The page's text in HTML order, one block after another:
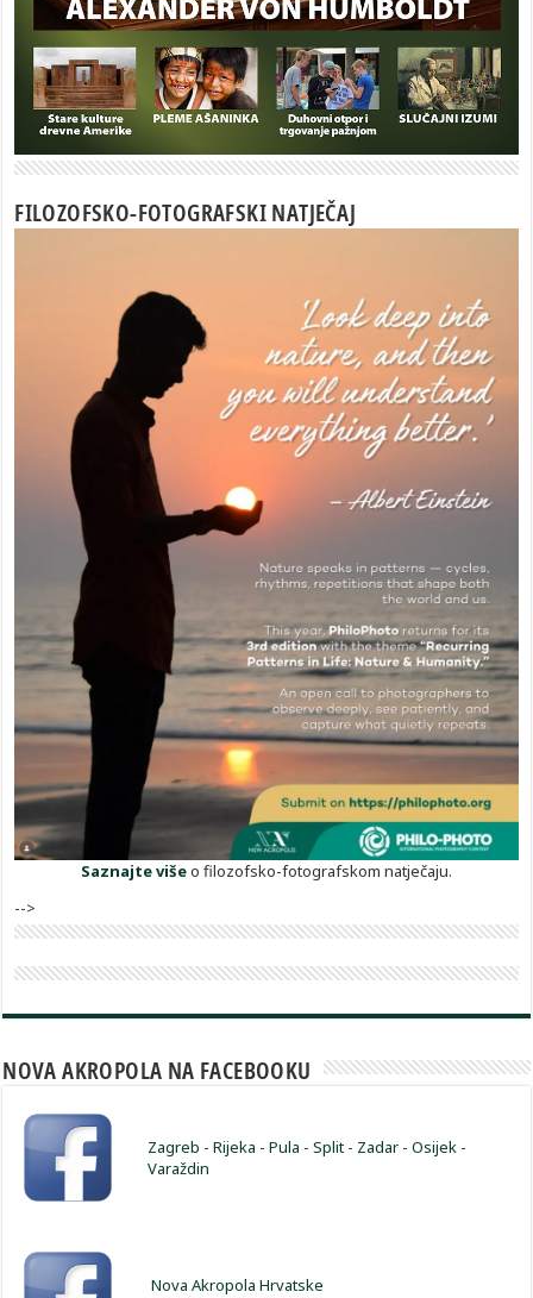
FILOZOFSKO-FOTOGRAFSKI NATJEČAJ
Saznajte višeo filozofsko-fotografskom natječaju.
-->
NOVA AKROPOLA NA FACEBOOKU
Zagreb -Rijeka -Pula -Split - Zadar -Osijek -
Varaždin
Nova Akropola Hrvatske